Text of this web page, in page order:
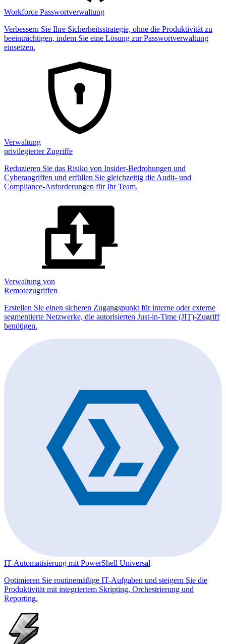
Workforce Passwortverwaltung
Verbessern Sie Ihre Sicherheitsstrategie, ohne die Produktivität zu
beeinträchtigen, indem Sie eine Lösung zur Passwortverwaltung
einsetzen.
Verwaltung
privilegierter Zugriffe
Reduzieren Sie das Risiko von Insider-Bedrohungen und
Cyberangriffen und erfüllen Sie gleichzeitig die Audit- und
Compliance-Anforderungen für Ihr Team.
Verwaltung von
Remotezugriffen
Erstellen Sie einen sicheren Zugangspunkt für interne oder externe
segmentierte Netzwerke, die autorisierten Just-in-Time (JIT)-Zugriff
benötigen.
IT-Automatisierung mit PowerShell Universal
Optimieren Sie routinemäßige IT-Aufgaben und steigern Sie die
Produktivität mit integriertem Skripting, Orchestrierung und
Reporting.